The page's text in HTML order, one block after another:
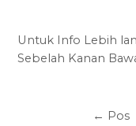
Untuk Info Lebih
Sebelah Kanan
← Pos